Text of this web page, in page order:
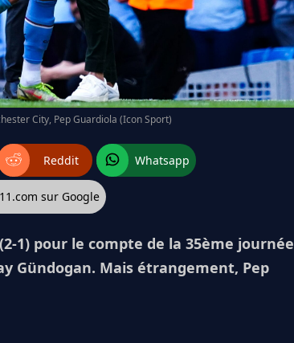
City, Pep Guardiola (Icon Sport)
Reddit Whatsapp
sur Google
1) pour le compte de la 35ème journée
Gündogan. Mais étrangement, Pep